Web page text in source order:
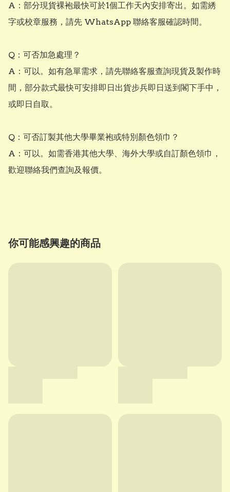
A：部分現貨裸袍最快可於1個工作天內安排寄出。如需綉
字或校章服務，請先 WhatsApp 聯絡客服確認時間。
Q：可否加急處理？
A：可以。如有急單需求，請先聯絡客服查詢現貨及製作時
間，部分款式最快可安排即日出貨步兵即日送到閣下手中，
或即日自取。
Q：可否訂製其他大學畢業袍或特別顏色領巾？
A：可以。如需香港其他大學、海外大學或自訂顏色領巾，
歡迎聯絡我們查詢及報價。
你可能感興趣的商品